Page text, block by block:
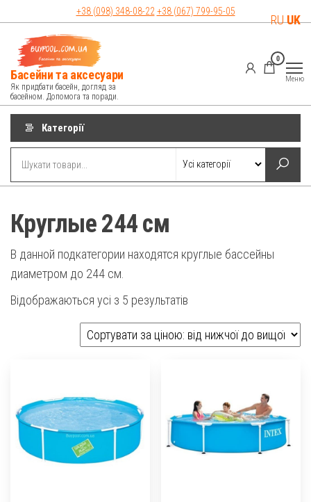
контенту
+38 (098) 348-08-22 +38 (067) 799-95-05
Басейни та аксесуари
Як придбати басейн, догляд за
басейном. Допомога та поради.
0
Меню
Категорії
Круглые 244 см
В данной подкатегории находятся круглые бассейны
диаметром до 244 см.
Відображаються усі з 5 результатів
ціною:
найвищої
RUUK